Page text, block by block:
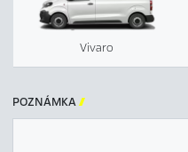
Vivaro
POZNÁMKA